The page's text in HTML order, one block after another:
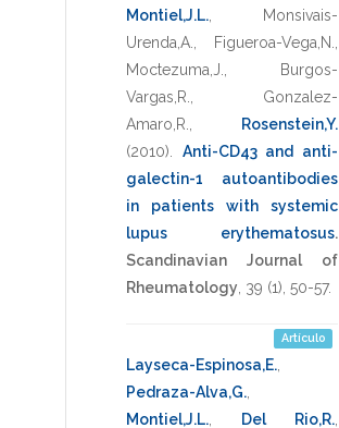
Montiel,J.L.
Monsivais-
Urenda,A.
Figueroa-Vega,N.
Moctezuma,J.
Burgos-
Vargas,R.
Gonzalez-
Amaro,R.
Rosenstein,Y.
(2010)
Anti-CD43 and anti-
galectin-1 autoantibodies
in patients with systemic
lupus erythematosus.
Scandinavian Journal of
Rheumatology 39 (1), 50-57.
Artículo
Layseca-Espinosa,E.
Pedraza-Alva,G.
Montiel,J.L.
Del Rio,R.